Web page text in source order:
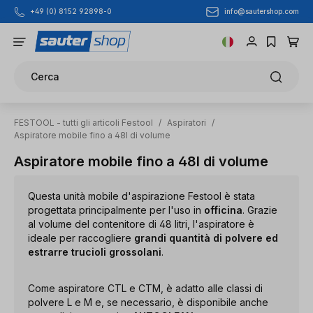
Passa al contenuto principale
+49 (0) 8152 92898-0 info@sautershop.com
Cerca
FESTOOL - tutti gli articoli Festool / Aspiratori
/
Aspiratore mobile fino a 48l di volume
Aspiratore mobile fino a 48l di volume
Questa unità mobile d'aspirazione Festool è stata
progettata principalmente per l'uso in officina. Grazie
al volume del contenitore di 48 litri, l'aspiratore è
ideale per raccogliere grandi quantità di polvere ed
estrarre trucioli grossolani.
Come aspiratore CTL e CTM, è adatto alle classi di
polvere L e M e, se necessario, è disponibile anche